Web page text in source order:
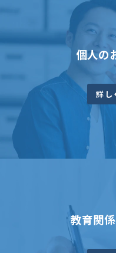
個人の
詳し
教育関